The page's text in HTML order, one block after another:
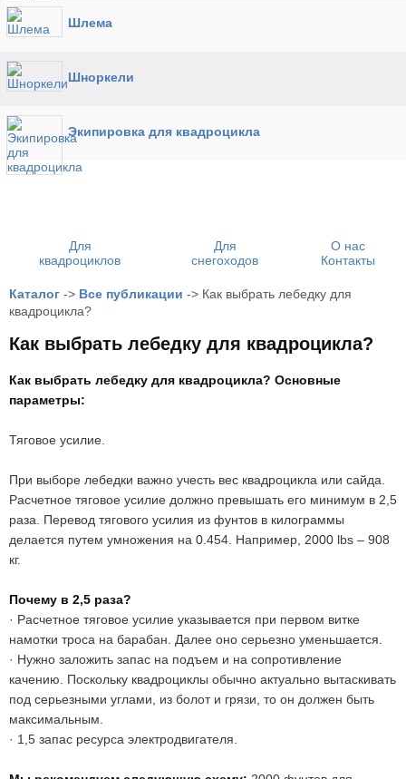
Шлема
Шноркели
Экипировка для квадроцикла
Для
квадроциклов
Для
снегоходов
О нас
Контакты
Каталог -> Все публикации -> Как выбрать лебедку для
квадроцикла?
Как выбрать лебедку для квадроцикла?
Как выбрать лебедку для квадроцикла? Основные
параметры:
Тяговое усилие.
При выборе лебедки важно учесть вес квадроцикла или сайда.
Расчетное тяговое усилие должно превышать его минимум в 2,5
раза. Перевод тягового усилия из фунтов в килограммы
делается путем умножения на 0.454. Например, 2000 lbs – 908
кг.
Почему в 2,5 раза?
· Расчетное тяговое усилие указывается при первом витке
намотки троса на барабан. Далее оно серьезно уменьшается.
· Нужно заложить запас на подъем и на сопротивление
качению. Поскольку квадроциклы обычно актуально вытаскивать
под серьезными углами, из болот и грязи, то он должен быть
максимальным.
· 1,5 запас ресурса электродвигателя.